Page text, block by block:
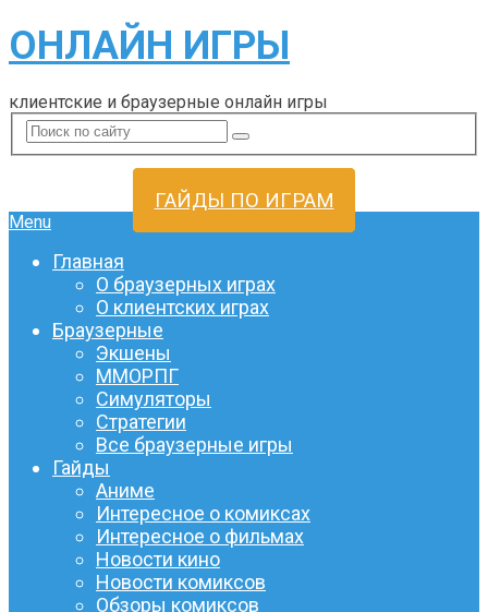
ОНЛАЙН ИГРЫ
клиентские и браузерные онлайн игры
ГАЙДЫ ПО ИГРАМ
Menu
Главная
О браузерных играх
О клиентских играх
Браузерные
Экшены
ММОРПГ
Симуляторы
Стратегии
Все браузерные игры
Гайды
Аниме
Интересное о комиксах
Интересное о фильмах
Новости кино
Новости комиксов
Обзоры комиксов